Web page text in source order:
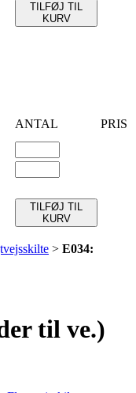
TILFØJ TIL
KURV
ANTAL PRIS
TILFØJ TIL
KURV
> E034:
til ve.)